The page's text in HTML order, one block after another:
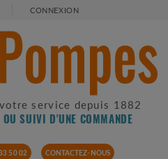
CONNEXION
service depuis 1882
OU SUIVI D'UNE COMMANDE
50 02 CONTACTEZ-NOUS